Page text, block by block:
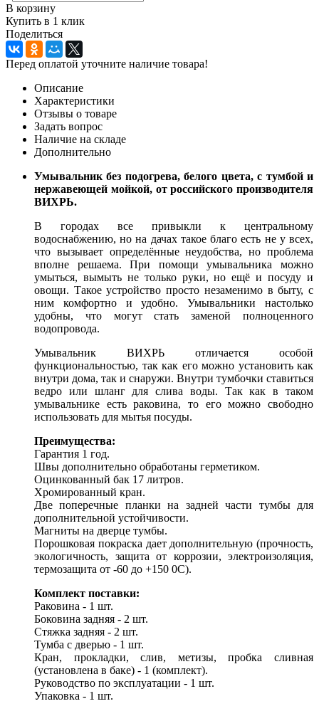
В корзину
Купить в 1 клик
Поделиться
Перед оплатой уточните наличие товара!
Описание
Характеристики
Отзывы о товаре
Задать вопрос
Наличие на складе
Дополнительно
Умывальник без подогрева, белого цвета, с тумбой и
нержавеющей мойкой, от российского производителя
ВИХРЬ.
В городах все привыкли к центральному
водоснабжению, но на дачах такое благо есть не у всех,
что вызывает определённые неудобства, но проблема
вполне решаема. При помощи умывальника можно
умыться, вымыть не только руки, но ещё и посуду и
овощи. Такое устройство просто незаменимо в быту, с
ним комфортно и удобно. Умывальники настолько
удобны, что могут стать заменой полноценного
водопровода.
Умывальник ВИХРЬ отличается особой
функциональностью, так как его можно установить как
внутри дома, так и снаружи. Внутри тумбочки ставиться
ведро или шланг для слива воды. Так как в таком
умывальнике есть раковина, то его можно свободно
использовать для мытья посуды.
Преимущества:
Гарантия 1 год.
Швы дополнительно обработаны герметиком.
Оцинкованный бак 17 литров.
Хромированный кран.
Две поперечные планки на задней части тумбы для
дополнительной устойчивости.
Магниты на дверце тумбы.
Порошковая покраска дает дополнительную (прочность,
экологичность, защита от коррозии, электроизоляция,
термозащита от -60 до +150 0С).
Комплект поставки:
Раковина - 1 шт.
Боковина задняя - 2 шт.
Стяжка задняя - 2 шт.
Тумба с дверью - 1 шт.
Кран, прокладки, слив, метизы, пробка сливная
(установлена в баке) - 1 (комплект).
Руководство по эксплуатации - 1 шт.
Упаковка - 1 шт.